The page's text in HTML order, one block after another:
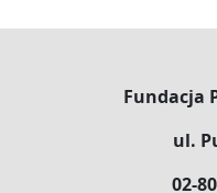
Fundacja
ul.
02-